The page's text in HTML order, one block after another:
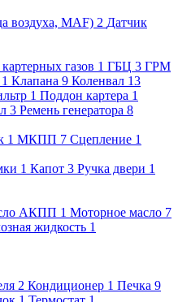
воздуха, MAF) 2 Датчик
газов 1 ГБЦ 3 ГРМ
1 Клапана 9 Коленвал 13
1 Поддон картера 1
3 Ремень генератора 8
1 МКПП 7 Сцепление 1
1 Капот 3 Ручка двери 1
АКПП 1 Моторное масло 7
жидкость 1
2 Кондиционер 1 Печка 9